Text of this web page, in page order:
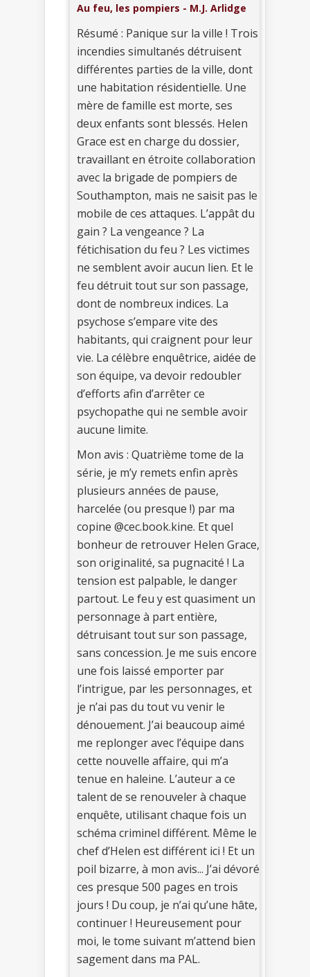
Au feu, les pompiers - M.J. Arlidge
Résumé : Panique sur la ville ! Trois
incendies simultanés détruisent
différentes parties de la ville, dont
une habitation résidentielle. Une
mère de famille est morte, ses
deux enfants sont blessés. Helen
Grace est en charge du dossier,
travaillant en étroite collaboration
avec la brigade de pompiers de
Southampton, mais ne saisit pas le
mobile de ces attaques. L’appât du
gain ? La vengeance ? La
fétichisation du feu ? Les victimes
ne semblent avoir aucun lien. Et le
feu détruit tout sur son passage,
dont de nombreux indices. La
psychose s’empare vite des
habitants, qui craignent pour leur
vie. La célèbre enquêtrice, aidée de
son équipe, va devoir redoubler
d’efforts afin d’arrêter ce
psychopathe qui ne semble avoir
aucune limite.
Mon avis : Quatrième tome de la
série, je m’y remets enfin après
plusieurs années de pause,
harcelée (ou presque !) par ma
copine @cec.book.kine. Et quel
bonheur de retrouver Helen Grace,
son originalité, sa pugnacité ! La
tension est palpable, le danger
partout. Le feu y est quasiment un
personnage à part entière,
détruisant tout sur son passage,
sans concession. Je me suis encore
une fois laissé emporter par
l’intrigue, par les personnages, et
je n’ai pas du tout vu venir le
dénouement. J’ai beaucoup aimé
me replonger avec l’équipe dans
cette nouvelle affaire, qui m’a
tenue en haleine. L’auteur a ce
talent de se renouveler à chaque
enquête, utilisant chaque fois un
schéma criminel différent. Même le
chef d’Helen est différent ici ! Et un
poil bizarre, à mon avis... J’ai dévoré
ces presque 500 pages en trois
jours ! Du coup, je n’ai qu’une hâte,
continuer ! Heureusement pour
moi, le tome suivant m’attend bien
sagement dans ma PAL.